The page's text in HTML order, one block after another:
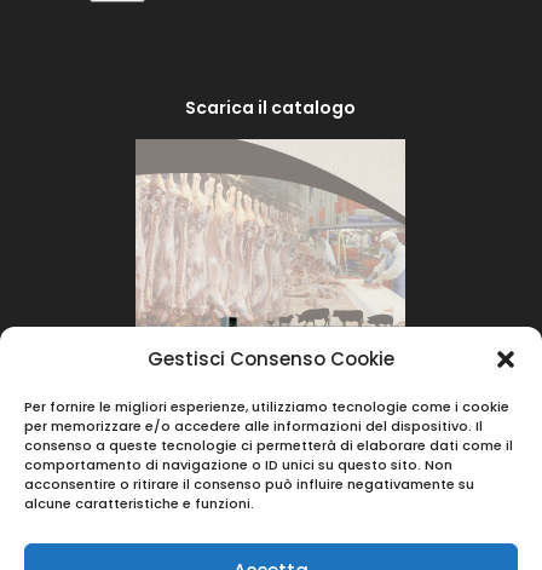
Gestisci Consenso Cookie
Per fornire le migliori esperienze, utilizziamo tecnologie come i cookie
per memorizzare e/o accedere alle informazioni del dispositivo. Il
consenso a queste tecnologie ci permetterà di elaborare dati come il
comportamento di navigazione o ID unici su questo sito. Non
acconsentire o ritirare il consenso può influire negativamente su
alcune caratteristiche e funzioni.
Scarica il catalogo